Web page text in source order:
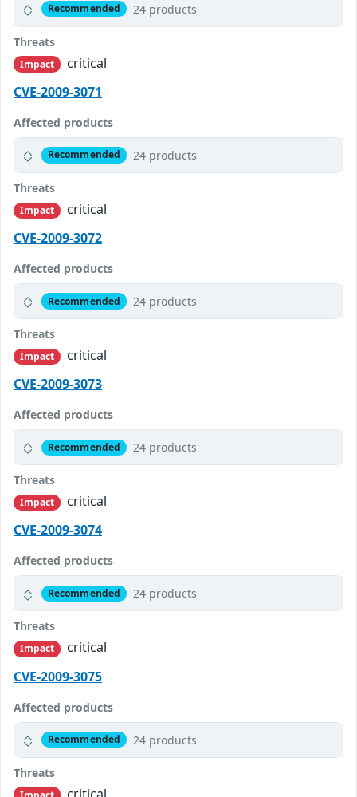
Recommended 24 products
Threats
Impact
critical
CVE-2009-3071
Affected products
Recommended 24 products
Threats
Impact
critical
CVE-2009-3072
Affected products
Recommended 24 products
Threats
Impact
critical
CVE-2009-3073
Affected products
Recommended 24 products
Threats
Impact
critical
CVE-2009-3074
Affected products
Recommended 24 products
Threats
Impact
critical
CVE-2009-3075
Affected products
Recommended 24 products
Threats
critical